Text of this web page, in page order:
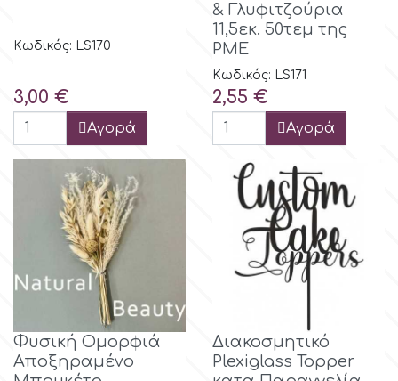
Rainbow Dust
Rosie Rose
SilikoMart
Κωδικός: LS170
Τιμή
3,00 €
Αγορά
& Γλυφιτζούρια
11,5εκ. 50τεμ της
PME
Κωδικός: LS171
Τιμή
2,55 €
Αγορά
Φυσική Ομορφιά
Αποξηραμένο
Διακοσμητικό
Plexiglass Topper